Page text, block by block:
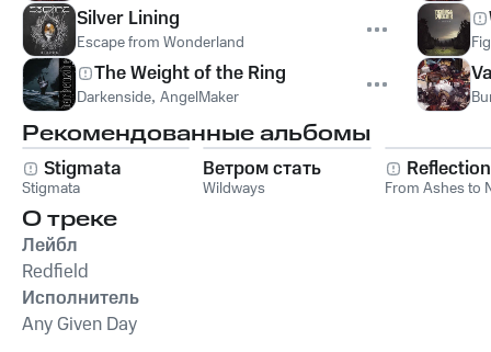
Silver Lining
Escape from Wonderland
The Weight of the Ring
Darkenside, AngelMaker
Рекомендованные альбомы
Stigmata
Stigmata
Ветром стать
Wildways From Ashes to
О треке
Лейбл
Redfield
Исполнитель
Any Given Day